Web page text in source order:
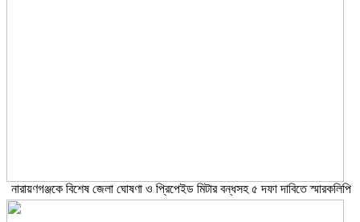
নারায়ণগঞ্জকে বিশেষ জেলা ঘোষণা ও প্রিপেইড মিটার বন্ধসহ ৫ দফা দাবিতে স্মারকলিপি